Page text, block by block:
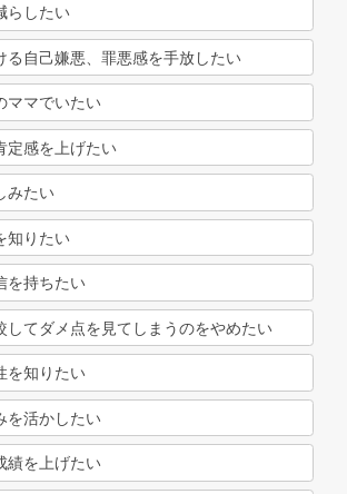
らしたい
自己嫌悪、罪悪感を手放したい
マでいたい
感を上げたい
みたい
知りたい
を持ちたい
てダメ点を見てしまうのをやめたい
を知りたい
活かしたい
を上げたい